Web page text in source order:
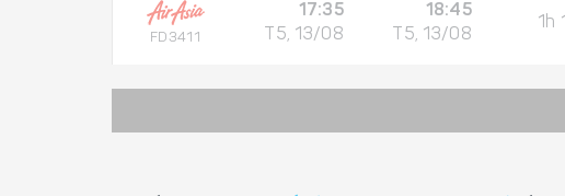
FD3411
17:35
T5, 13/08
18:45
T5, 13/08
1h